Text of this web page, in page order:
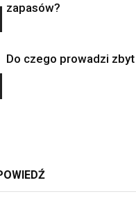
zapasów?
Do czego prowadzi zbyt